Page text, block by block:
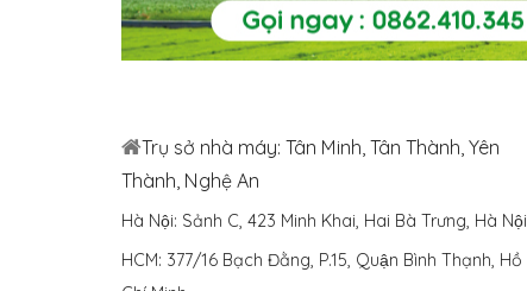
Trụ sở nhà máy: Tân Minh, Tân Thành, Yên
Thành, Nghệ An
Hà Nội: Sảnh C, 423 Minh Khai, Hai Bà Trưng, Hà Nội
HCM: 377/16 Bạch Đằng, P.15, Quận Bình Thạnh, Hồ